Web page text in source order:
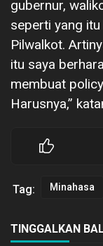
gubernur,
seperti yang
Pilwalkot.
itu saya
membuat
Harusnya,”
Tag: Minahasa
TINGGALKAN